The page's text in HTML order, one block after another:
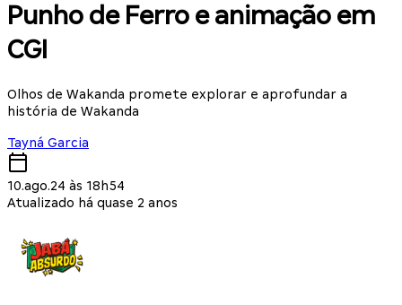
Punho de Ferro e animação em
CGI
Olhos de Wakanda promete explorar e aprofundar a
história de Wakanda
Tayná Garcia
10.ago.24 às 18h54
Atualizado há quase 2 anos